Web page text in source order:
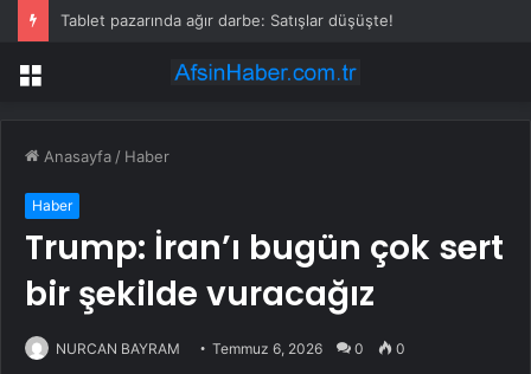
Tablet pazarında ağır darbe: Satışlar düşüşte!
Menü
Anasayfa / Haber
Haber
Trump: İran’ı bugün çok sert
bir şekilde vuracağız
NURCAN BAYRAM Temmuz 6, 2026 0 0